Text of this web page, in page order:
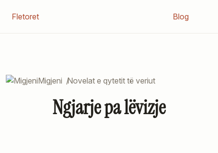
Fletoret Blog
Migjeni /Novelat e qytetit të veriut
Ngjarje pa lëvizje